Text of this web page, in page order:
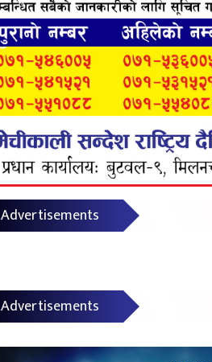
Advertisements
Advertisements